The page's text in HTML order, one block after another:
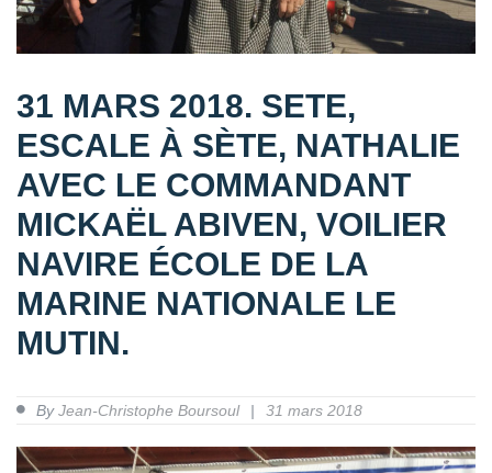
31 MARS 2018. SETE,
ESCALE À SÈTE, NATHALIE
AVEC LE COMMANDANT
MICKAËL ABIVEN, VOILIER
NAVIRE ÉCOLE DE LA
MARINE NATIONALE LE
MUTIN.
ByJean-Christophe Boursoul 31 mars 2018